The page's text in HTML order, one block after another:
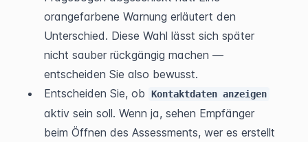
orangefarbene Warnung erläutert den
Unterschied. Diese Wahl lässt sich später
nicht sauber rückgängig machen —
entscheiden Sie also bewusst.
Entscheiden Sie, ob
Kontaktdaten anzeigen
aktiv sein soll. Wenn ja, sehen Empfänger
beim Öffnen des Assessments, wer es erstellt